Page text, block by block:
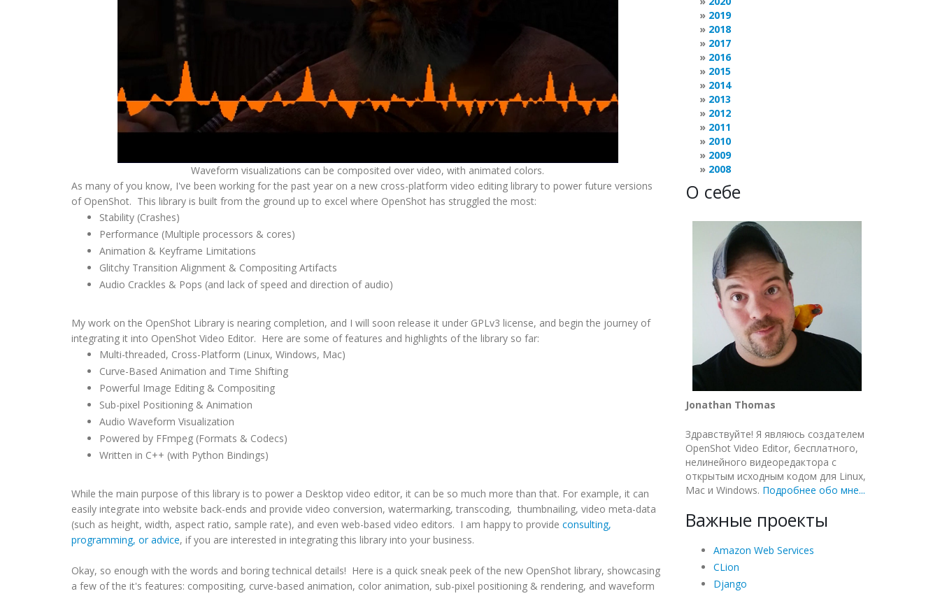
Waveform visualizations can be composited over video, with animated colors.
As many of you know, I've been working for the past year on a new cross-platform video editing library to power future versions
of OpenShot. This library is built from the ground up to excel where OpenShot has struggled the most:
Stability (Crashes)
Performance (Multiple processors & cores)
Animation & Keyframe Limitations
Glitchy Transition Alignment & Compositing Artifacts
Audio Crackles & Pops (and lack of speed and direction of audio)
My work on the OpenShot Library is nearing completion, and I will soon release it under GPLv3 license, and begin the journey of
integrating it into OpenShot Video Editor. Here are some of features and highlights of the library so far:
Multi-threaded, Cross-Platform (Linux, Windows, Mac)
Curve-Based Animation and Time Shifting
Powerful Image Editing & Compositing
Sub-pixel Positioning & Animation
Audio Waveform Visualization
Powered by FFmpeg (Formats & Codecs)
Written in C++ (with Python Bindings)
While the main purpose of this library is to power a Desktop video editor, it can be so much more than that. For example, it can
easily integrate into website back-ends and provide video conversion, watermarking, transcoding, thumbnailing, video meta-data
(such as height, width, aspect ratio, sample rate), and even web-based video editors. I am happy to provide consulting,
programming, or advice, if you are interested in integrating this library into your business.
Okay, so enough with the words and boring technical details! Here is a quick sneak peek of the new OpenShot library, showcasing
a few of the it's features: compositing, curve-based animation, color animation, sub-pixel positioning & rendering, and waveform
2019
2018
2017
2016
2015
2014
2013
2012
2011
2010
2009
2008
О себе
Jonathan Thomas
Здравствуйте! Я являюсь создателем
OpenShot Video Editor, бесплатного,
нелинейного видеоредактора с
открытым исходным кодом для Linux,
Mac и Windows. Подробнее обо мне...
Важные проекты
Amazon Web Services
CLion
Django